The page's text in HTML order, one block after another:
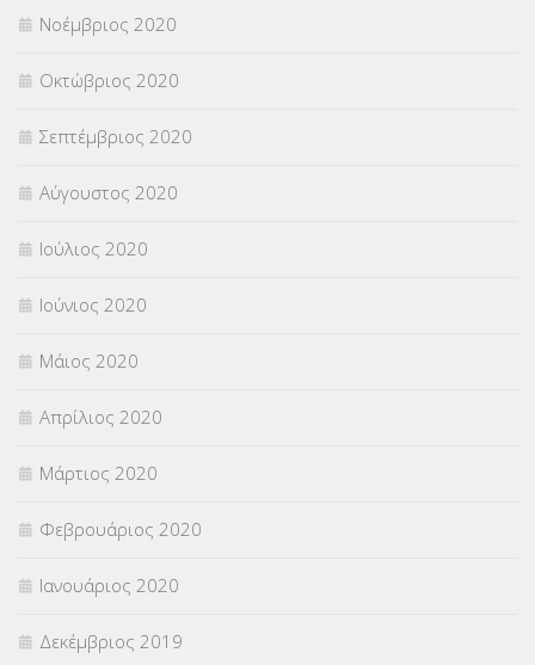
Νοέμβριος 2020
Οκτώβριος 2020
Σεπτέμβριος 2020
Αύγουστος 2020
Ιούλιος 2020
Ιούνιος 2020
Μάιος 2020
Απρίλιος 2020
Μάρτιος 2020
Φεβρουάριος 2020
Ιανουάριος 2020
Δεκέμβριος 2019